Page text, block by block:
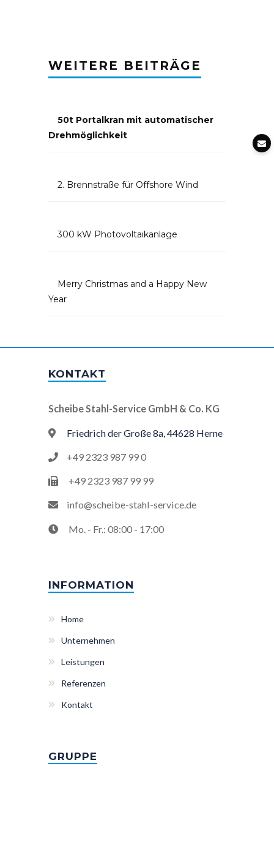
WEITERE BEITRÄGE
50t Portalkran mit automatischer
Drehmöglichkeit
2. Brennstraße für Offshore Wind
300 kW Photovoltaikanlage
Merry Christmas and a Happy New
Year
KONTAKT
Scheibe Stahl-Service GmbH & Co. KG
Friedrich der Große 8a, 44628 Herne
+49 2323 987 99 0
+49 2323 987 99 99
info@scheibe-stahl-service.de
Mo. - Fr.: 08:00 - 17:00
INFORMATION
Home
Unternehmen
Leistungen
Referenzen
Kontakt
GRUPPE